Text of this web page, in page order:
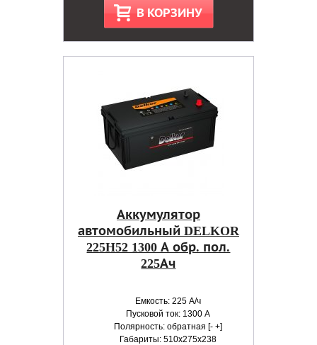
В КОРЗИНУ
Аккумулятор
автомобильный DELKOR
225H52 1300 А обр. пол.
225Ач
Емкость: 225 А/ч
Пусковой ток: 1300 А
Полярность: обратная [- +]
Габариты: 510x275x238